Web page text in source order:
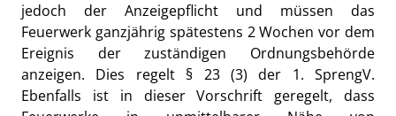
jedoch der Anzeigepflicht und müssen das
Feuerwerk ganzjährig spätestens 2 Wochen vor dem
Ereignis der zuständigen Ordnungsbehörde
anzeigen. Dies regelt § 23 (3) der 1. SprengV.
Ebenfalls ist in dieser Vorschrift geregelt, dass